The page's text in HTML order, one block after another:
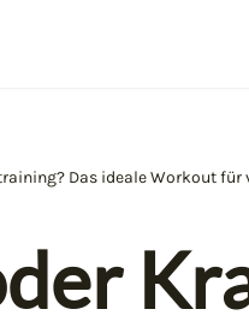
Das ideale Workout für